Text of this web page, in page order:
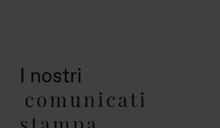
I nostri
comunicati